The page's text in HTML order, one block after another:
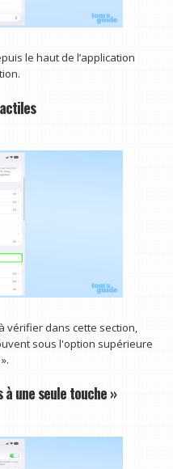
le haut de l’application
vérifier dans cette section,
sous l'option supérieure
une seule touche »